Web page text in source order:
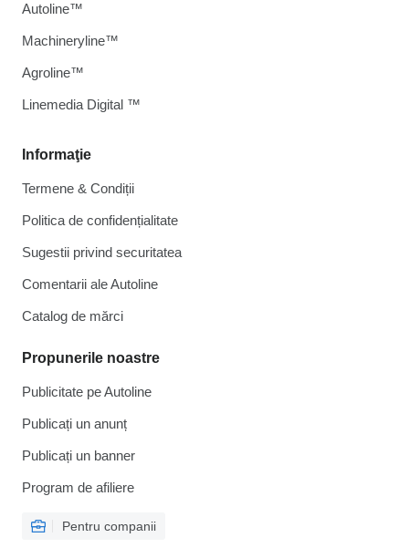
Informaţie
Termene & Condiții
Politica de confidențialitate
Sugestii privind securitatea
Comentarii ale Autoline
Catalog de mărcі
Propunerile noastre
Publicitate pe Autoline
Publicați un anunț
Publicați un banner
Program de afiliere
Pentru companii
Autoline™
Machineryline™
Agroline™
Linemedia Digital ™